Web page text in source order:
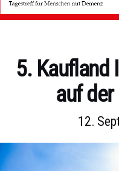
Kategorien
5. Kaufland
auf der
12.